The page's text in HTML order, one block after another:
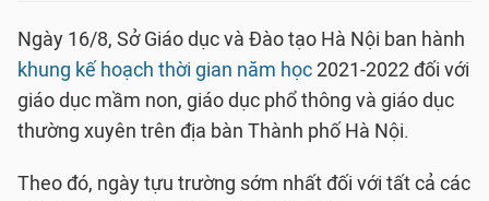
Ngày 16/8, Sở Giáo dục và Đào tạo Hà Nội ban hành
khung kế hoạch thời gian năm học2021-2022 đối với
giáo dục mầm non, giáo dục phổ thông và giáo dục
thường xuyên trên địa bàn Thành phố Hà Nội.
Theo đó, ngày tựu trường sớm nhất đối với tất cả các